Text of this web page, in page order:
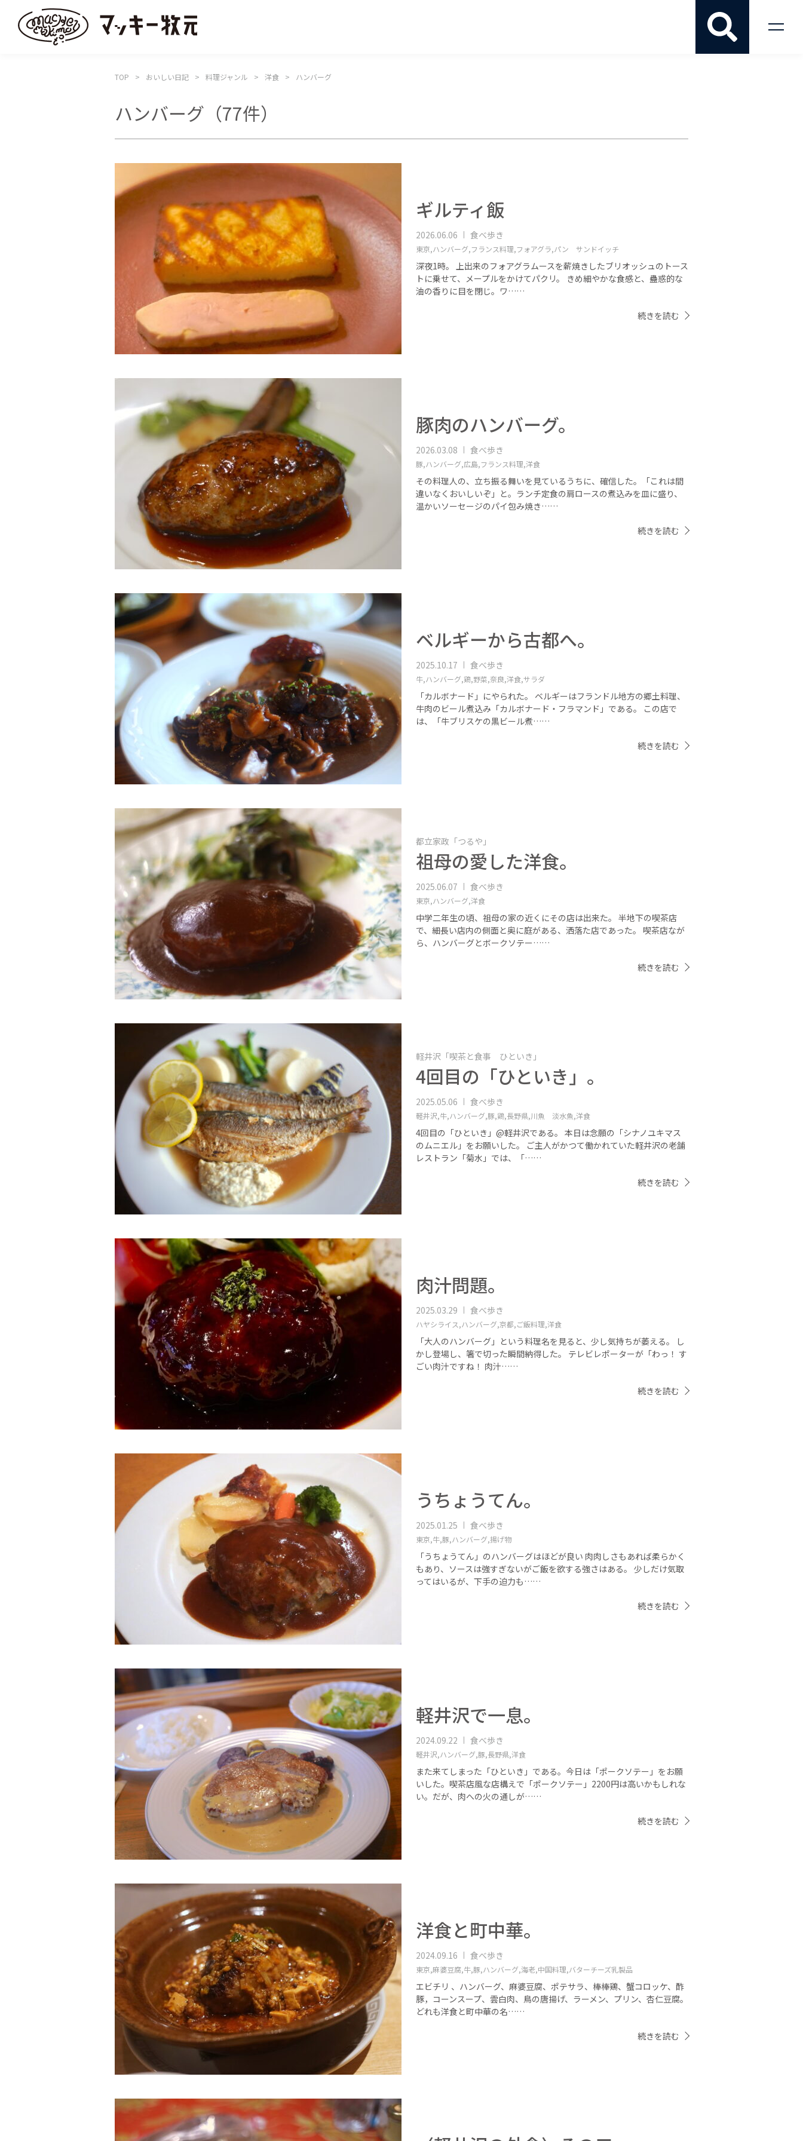
TOP おいしい日記 料理ジャンル 洋食 ハンバーグ
ハンバーグ （77件）
ギルティ飯
2026.06.06 食べ歩き
東京,ハンバーグ,フランス料理,フォアグラ,パン サンドイッチ
深夜1時。 上出来のフォアグラムースを薪焼きしたブリオッシュのトース
トに乗せて、メープルをかけてパクリ。 きめ細やかな食感と、蠱惑的な
油の香りに目を閉じ。ワ……
続きを読む
豚肉のハンバーグ。
2026.03.08 食べ歩き
豚,ハンバーグ,広島,フランス料理,洋食
その料理人の、立ち振る舞いを見ているうちに、確信した。「これは間
違いなくおいしいぞ」と。ランチ定食の肩ロースの煮込みを皿に盛り、
温かいソーセージのパイ包み焼き……
続きを読む
ベルギーから古都へ。
2025.10.17 食べ歩き
牛,ハンバーグ,鶏,野菜,奈良,洋食,サラダ
「カルボナード」にやられた。 ベルギーはフランドル地方の郷土料理、
牛肉のビール煮込み「カルボナード・フラマンド」である。 この店で
は、「牛ブリスケの黒ビール煮……
続きを読む
都立家政「つるや」
祖母の愛した洋食。
2025.06.07 食べ歩き
東京,ハンバーグ,洋食
中学二年生の頃、祖母の家の近くにその店は出来た。 半地下の喫茶店
で、細長い店内の側面と奥に庭がある、洒落た店であった。 喫茶店なが
ら、ハンバーグとボークソテー……
続きを読む
軽井沢「喫茶と食事 ひといき」
4回目の「ひといき」。
2025.05.06 食べ歩き
軽井沢,牛,ハンバーグ,豚,鶏,長野県,川魚 淡水魚,洋食
4回目の「ひといき」@軽井沢である。 本日は念願の「シナノユキマス
のムニエル」をお願いした。 ご主人がかつて働かれていた軽井沢の老舗
レストラン「菊水」では、「……
続きを読む
肉汁問題。
2025.03.29 食べ歩き
ハヤシライス,ハンバーグ,京都,ご飯料理,洋食
「大人のハンバーグ」という料理名を見ると、少し気持ちが萎える。 し
かし登場し、箸で切った瞬間納得した。 テレビレポーターが「わっ！ す
ごい肉汁ですね！ 肉汁……
続きを読む
うちょうてん。
2025.01.25 食べ歩き
東京,牛,豚,ハンバーグ,揚げ物
「うちょうてん」のハンバーグはほどが良い 肉肉しさもあれば柔らかく
もあり、ソースは強すぎないがご飯を欲する強さはある。 少しだけ気取
ってはいるが、下手の迫力も……
続きを読む
軽井沢で一息。
2024.09.22 食べ歩き
軽井沢,ハンバーグ,豚,長野県,洋食
また来てしまった「ひといき」である。今日は「ポークソテー」をお願
いした。喫茶店風な店構えで「ポークソテー」2200円は高いかもしれな
い。だが、肉への火の通しが……
続きを読む
洋食と町中華。
2024.09.16 食べ歩き
東京,麻婆豆腐,牛,豚,ハンバーグ,海老,中国料理,バターチーズ乳製品
エビチリ 、ハンバーグ、麻婆豆腐、ポテサラ、棒棒鶏、蟹コロッケ、酢
豚，コーンスープ、雲白肉、鳥の唐揚げ、ラーメン、プリン、杏仁豆腐。
どれも洋食と町中華の名……
続きを読む